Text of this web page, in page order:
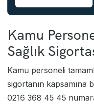
Kamu
Sağlık
Kamu personeli
sigortanın kapsamına
0216 368 45 45